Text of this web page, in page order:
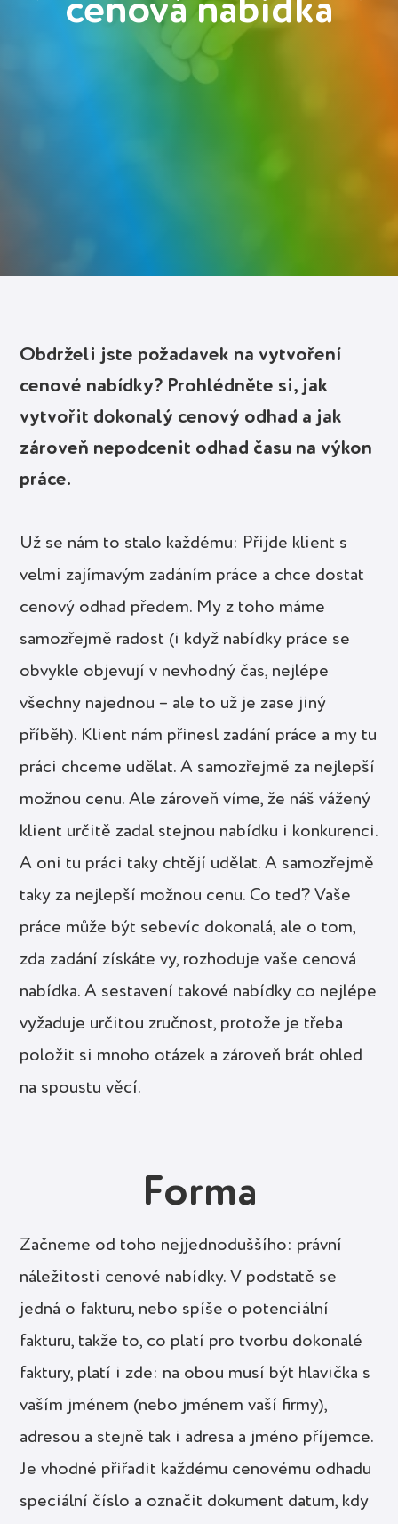
cenová nabídka
Obdrželi jste požadavek na vytvoření
cenové nabídky? Prohlédněte si, jak
vytvořit dokonalý cenový odhad a jak
zároveň nepodcenit odhad času na výkon
práce.
Už se nám to stalo každému: Přijde klient s
velmi zajímavým zadáním práce a chce dostat
cenový odhad předem. My z toho máme
samozřejmě radost (i když nabídky práce se
obvykle objevují v nevhodný čas, nejlépe
všechny najednou – ale to už je zase jiný
příběh). Klient nám přinesl zadání práce a my tu
práci chceme udělat. A samozřejmě za nejlepší
možnou cenu. Ale zároveň víme, že náš vážený
klient určitě zadal stejnou nabídku i konkurenci.
A oni tu práci taky chtějí udělat. A samozřejmě
taky za nejlepší možnou cenu. Co teď? Vaše
práce může být sebevíc dokonalá, ale o tom,
zda zadání získáte vy, rozhoduje vaše cenová
nabídka. A sestavení takové nabídky co nejlépe
vyžaduje určitou zručnost, protože je třeba
položit si mnoho otázek a zároveň brát ohled
na spoustu věcí.
Forma
Začneme od toho nejjednoduššího: právní
náležitosti cenové nabídky. V podstatě se
jedná o fakturu, nebo spíše o potenciální
fakturu, takže to, co platí pro tvorbu dokonalé
faktury, platí i zde: na obou musí být hlavička s
vaším jménem (nebo jménem vaší firmy),
adresou a stejně tak i adresa a jméno příjemce.
Je vhodné přiřadit každému cenovému odhadu
speciální číslo a označit dokument datum, kdy